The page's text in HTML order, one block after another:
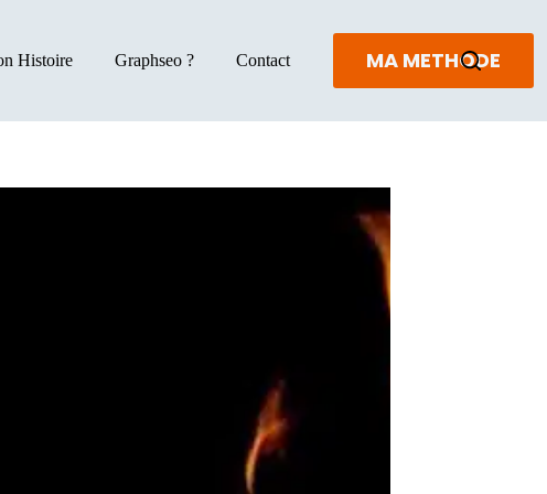
Histoire Graphseo ? Contact MA METHODE